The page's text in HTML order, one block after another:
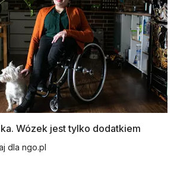
Wózek jest tylko dodatkiem
dla ngo.pl